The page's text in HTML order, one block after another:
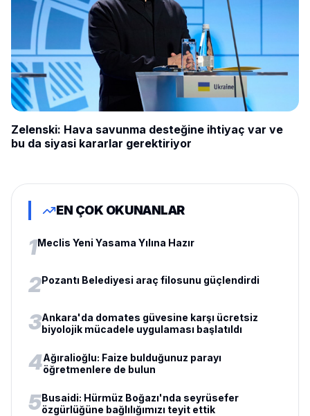
Zelenski: Hava savunma desteğine ihtiyaç var ve
bu da siyasi kararlar gerektiriyor
EN ÇOK OKUNANLAR
1Meclis Yeni Yasama Yılına Hazır
2Pozantı Belediyesi araç filosunu güçlendirdi
3Ankara'da domates güvesine karşı ücretsiz
biyolojik mücadele uygulaması başlatıldı
4Ağıralioğlu: Faize bulduğunuz parayı
öğretmenlere de bulun
5Busaidi: Hürmüz Boğazı'nda seyrüsefer
özgürlüğüne bağlılığımızı teyit ettik